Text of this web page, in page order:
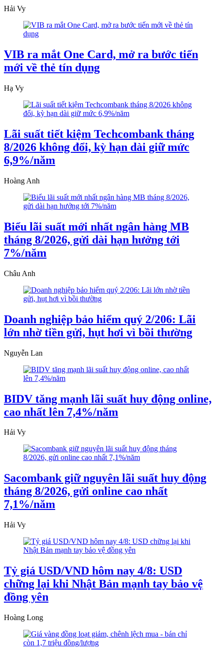
Hải Vy
VIB ra mắt One Card, mở ra bước tiến
mới về thẻ tín dụng
Hạ Vy
Lãi suất tiết kiệm Techcombank tháng
8/2026 không đổi, kỳ hạn dài giữ mức
6,9%/năm
Hoàng Anh
Biểu lãi suất mới nhất ngân hàng MB
tháng 8/2026, gửi dài hạn hưởng tới
7%/năm
Châu Anh
Doanh nghiệp bảo hiểm quý 2/206: Lãi
lớn nhờ tiền gửi, hụt hơi vì bồi thường
Nguyễn Lan
BIDV tăng mạnh lãi suất huy động online,
cao nhất lên 7,4%/năm
Hải Vy
Sacombank giữ nguyên lãi suất huy động
tháng 8/2026, gửi online cao nhất
7,1%/năm
Hải Vy
Tỷ giá USD/VND hôm nay 4/8: USD
chững lại khi Nhật Bản mạnh tay bảo vệ
đồng yên
Hoàng Long